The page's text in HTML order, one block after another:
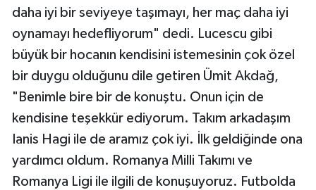
daha iyi bir seviyeye taşımayı, her maç daha iyi
oynamayı hedefliyorum" dedi. Lucescu gibi
büyük bir hocanın kendisini istemesinin çok özel
bir duygu olduğunu dile getiren Ümit Akdağ,
"Benimle bire bir de konuştu. Onun için de
kendisine teşekkür ediyorum. Takım arkadaşım
Ianis Hagi ile de aramız çok iyi. İlk geldiğinde ona
yardımcı oldum. Romanya Milli Takımı ve
Romanya Ligi ile ilgili de konuşuyoruz. Futbolda